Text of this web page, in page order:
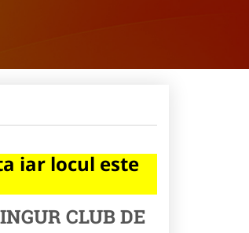
iar locul este
CLUB DE